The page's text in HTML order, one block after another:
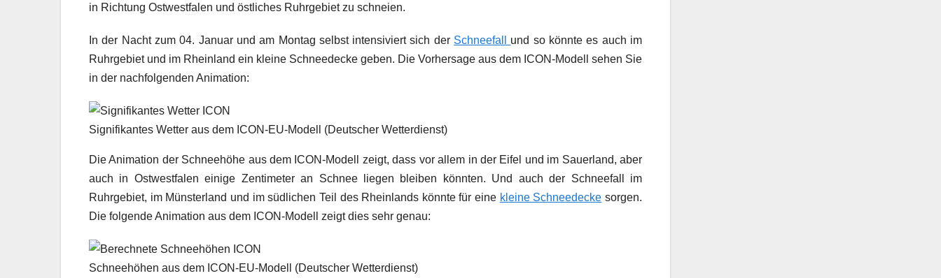
in Richtung Ostwestfalen und östliches Ruhrgebiet zu schneien.
In der Nacht zum 04. Januar und am Montag selbst intensiviert sich der Schneefall und so könnte es auch im
Ruhrgebiet und im Rheinland ein kleine Schneedecke geben. Die Vorhersage aus dem ICON-Modell sehen Sie
in der nachfolgenden Animation:
Signifikantes Wetter aus dem ICON-EU-Modell (Deutscher Wetterdienst)
Die Animation der Schneehöhe aus dem ICON-Modell zeigt, dass vor allem in der Eifel und im Sauerland, aber
auch in Ostwestfalen einige Zentimeter an Schnee liegen bleiben könnten. Und auch der Schneefall im
Ruhrgebiet, im Münsterland und im südlichen Teil des Rheinlands könnte für eine kleine Schneedecke sorgen.
Die folgende Animation aus dem ICON-Modell zeigt dies sehr genau:
Schneehöhen aus dem ICON-EU-Modell (Deutscher Wetterdienst)